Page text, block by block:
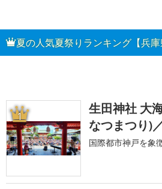
夏の人気夏祭りランキング【兵庫
1
生田神社 大
なつまつり)
国際都市神戸を象